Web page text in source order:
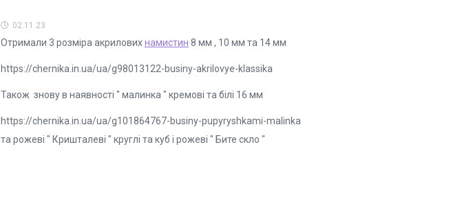
02.11.23
Отримали 3 розміра акриловихнамистин 8 мм , 10 мм та 14 мм
https://chernika.in.ua/ua/g98013122-businy-akrilovye-klassika
Також знову в наявності " малинка " кремові та білі 16 мм
https://chernika.in.ua/ua/g101864767-businy-pupyryshkami-malinka
та рожеві " Кришталеві " круглі та куб і рожеві " Бите скло "